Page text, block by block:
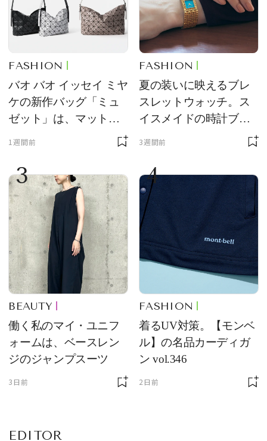
FASHION
バオ バオ イッセイ ミヤ
ケの新作バッグ「ミュ
ゼット」は、マットな
1週間前
FASHION
夏の装いに映えるブレ
スレットウォッチ。ス
イスメイドの時計ブラ
ンド【フレデリック・
をレビュー。【それい
け！ 良品ハンター】
3週間前
3
BEAUTY
働く私のマイ・ユニフ
ォームは、ベースレン
ジのジャンプスーツ
3日前
4
FASHION
着るUV対策。【モンベ
ル】の名品カーディガ
ン vol.346
2日前
EDITOR